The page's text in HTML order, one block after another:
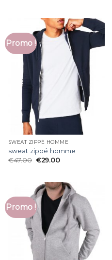
Promo !
SWEAT ZIPPÉ HOMME
sweat zippé homme
€47.00 €29.00
Promo !